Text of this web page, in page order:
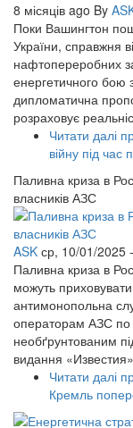
8 місяців ago By
Поки Вашингтон
України, справжня
нафтопереробних
енергетичного бою
дипломатична
розраховує
Читати далі
війну під час
Паливна криза в
власників АЗС
ASK ср, 10/01/2025
Паливна криза в
можуть
антимонопольна
операторам АЗС по
необґрунтованим
видання
Читати далі
Кремль